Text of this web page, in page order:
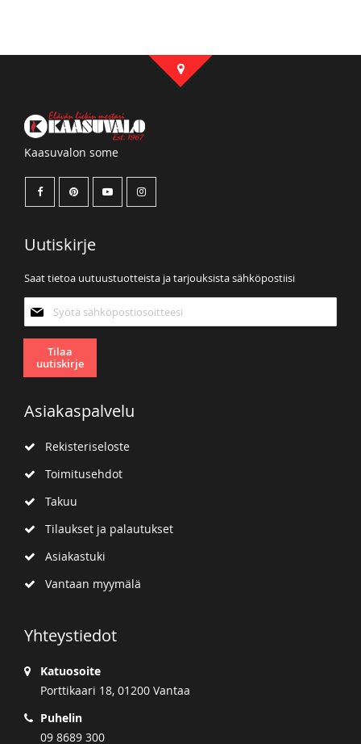
Kaasuvalon some
Uutiskirje
Saat tietoa uutuustuotteista ja tarjouksista sähköpostiisi
uutiskirjeemme:
Tilaa
uutiskirje
Asiakaspalvelu
Rekisteriseloste
Toimitusehdot
Takuu
Tilaukset ja palautukset
Asiakastuki
Vantaan myymälä
Yhteystiedot
Katuosoite
Porttikaari 18, 01200 Vantaa
Puhelin
09 8689 300